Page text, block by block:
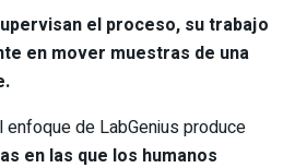
el proceso, su trabajo
en mover muestras de una
enfoque de LabGenius produce
en las que los humanos